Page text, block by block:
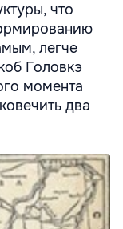
что
легче
Головкэ
момента
два